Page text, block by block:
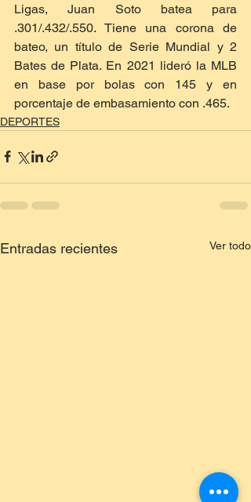
Ligas, Juan Soto batea para
.301/.432/.550. Tiene una corona de
bateo, un título de Serie Mundial y 2
Bates de Plata. En 2021 lideró la MLB
en base por bolas con 145 y en
porcentaje de embasamiento con .465.
DEPORTES
Entradas recientes Ver todo